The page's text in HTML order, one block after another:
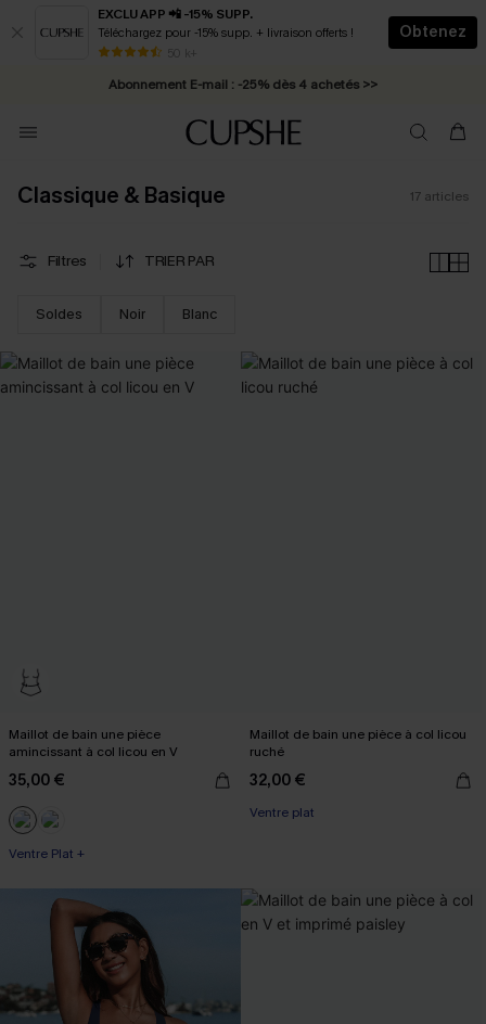
EXCLU APP 📲 -15% SUPP.
Téléchargez pour -15% supp. + livraison offerts !
50 k+
Obtenez
* Livraison éclair 2-3 jours ouvrés >>
Abonnement E-mail : -25% dès 4 achetés >>
Classique & Basique 17 articles
Filtres TRIER PAR
Soldes Noir Blanc
Maillot de bain une pièce
amincissant à col licou en V
35,00 €
Ventre Plat +
Maillot de bain une pièce à col licou
ruché
32,00 €
Ventre plat